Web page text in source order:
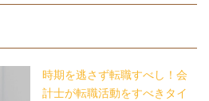
時期を逃さず転職すべし！会
計士が転職活動をすべきタイ